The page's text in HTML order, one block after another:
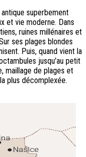
superbement
et vie moderne. Dans
ruines millénaires et
ses plages blondes
Puis, quand vient la
jusqu'au petit
maillage de plages et
plus décomplexée.